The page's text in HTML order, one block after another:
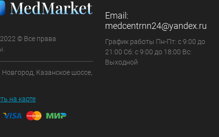
© Все права
Казанское шоссе,
на карте
Email:
medcentrnn24@yandex.ru
График работы Пн-Пт: с 9:00 до
21:00 Сб: с 9:00 до 18:00 Вс:
Выходной